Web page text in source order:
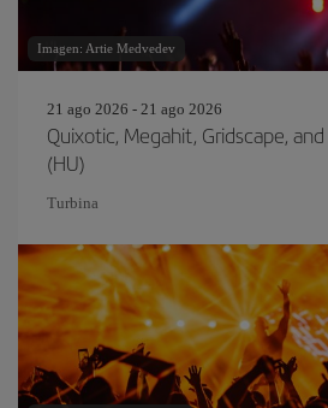
Imagen: Artie Medvedev
21 ago 2026 - 21 ago 2026
Quixotic, Megahit, Gridscape, and
(HU)
Turbina